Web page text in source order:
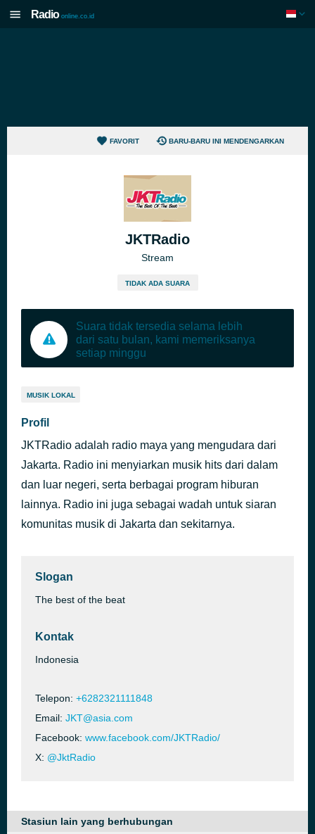
Radio online.co.id
FAVORIT BARU-BARU INI MENDENGARKAN
JKTRadio
Stream
TIDAK ADA SUARA
Suara tidak tersedia selama lebih
dari satu bulan, kami memeriksanya
setiap minggu
MUSIK LOKAL
Profil
JKTRadio adalah radio maya yang mengudara dari
Jakarta. Radio ini menyiarkan musik hits dari dalam
dan luar negeri, serta berbagai program hiburan
lainnya. Radio ini juga sebagai wadah untuk siaran
komunitas musik di Jakarta dan sekitarnya.
Slogan
The best of the beat
Kontak
Indonesia
Telepon: +6282321111848
Email: JKT@asia.com
Facebook: www.facebook.com/JKTRadio/
X: @JktRadio
Stasiun lain yang berhubungan